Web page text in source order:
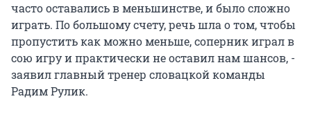
часто оставались в меньшинстве, и было сложно
играть. По большому счету, речь шла о том, чтобы
пропустить как можно меньше, соперник играл в
сою игру и практически не оставил нам шансов, -
заявил главный тренер словацкой команды
Радим Рулик.